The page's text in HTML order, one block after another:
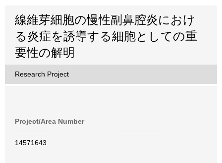
線維芽細胞の慢性副鼻腔炎におけ
る炎症を誘導する細胞としての重
要性の解明
Research Project
Project/Area Number
14571643